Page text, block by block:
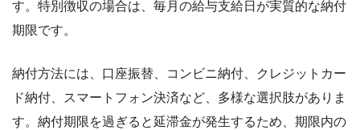
す。特別徴収の場合は、毎月の給与支給日が実質的な納付
期限です。
納付方法には、口座振替、コンビニ納付、クレジットカー
ド納付、スマートフォン決済など、多様な選択肢がありま
す。納付期限を過ぎると延滞金が発生するため、期限内の